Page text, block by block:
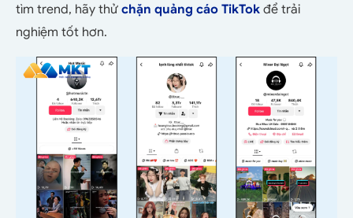
tìm trend, hãy thử chặn quảng cáo TikTok để trải
nghiệm tốt hơn.